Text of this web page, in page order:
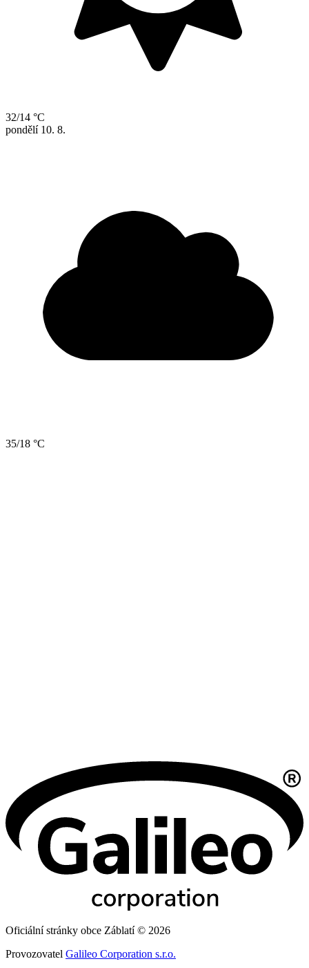
32/14 °C
pondělí 10. 8.
35/18 °C
Oficiální stránky obce Záblatí © 2026
Provozovatel Galileo Corporation s.r.o.